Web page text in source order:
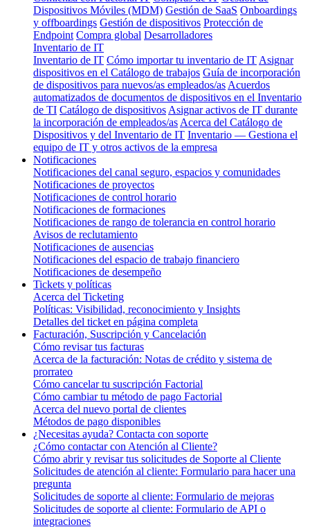
Dispositivos Móviles (MDM) Gestión de SaaS Onboardings
y offboardings Gestión de dispositivos Protección de
Endpoint Compra global Desarrolladores
Inventario de IT
Inventario de IT Cómo importar tu inventario de IT Asignar
dispositivos en el Catálogo de trabajos Guía de incorporación
de dispositivos para nuevos/as empleados/as Acuerdos
automatizados de documentos de dispositivos en el Inventario
de TI Catálogo de dispositivos Asignar activos de IT durante
la incorporación de empleados/as Acerca del Catálogo de
Dispositivos y del Inventario de IT Inventario — Gestiona el
equipo de IT y otros activos de la empresa
Notificaciones
Notificaciones del canal seguro, espacios y comunidades
Notificaciones de proyectos
Notificaciones de control horario
Notificaciones de formaciones
Notificaciones de rango de tolerancia en control horario
Avisos de reclutamiento
Notificaciones de ausencias
Notificaciones del espacio de trabajo financiero
Notificaciones de desempeño
Tickets y políticas
Acerca del Ticketing
Políticas: Visibilidad, reconocimiento y Insights
Detalles del ticket en página completa
Facturación, Suscripción y Cancelación
Cómo revisar tus facturas
Acerca de la facturación: Notas de crédito y sistema de
prorrateo
Cómo cancelar tu suscripción Factorial
Cómo cambiar tu método de pago Factorial
Acerca del nuevo portal de clientes
Métodos de pago disponibles
¿Necesitas ayuda? Contacta con soporte
¿Cómo contactar con Atención al Cliente?
Cómo abrir y revisar tus solicitudes de Soporte al Cliente
Solicitudes de atención al cliente: Formulario para hacer una
pregunta
Solicitudes de soporte al cliente: Formulario de mejoras
Solicitudes de soporte al cliente: Formulario de API o
integraciones